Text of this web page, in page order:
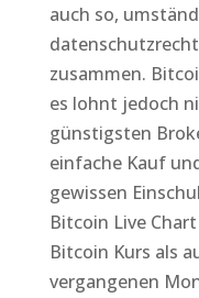
auch so,
zusammen.
es lohnt jedoch
günstigsten
einfache Kauf
gewissen
Bitcoin Live
Bitcoin Kurs als
vergangenen